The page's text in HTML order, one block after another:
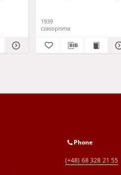
1939
czasopisma
Phone
(+48) 68 328 21 55